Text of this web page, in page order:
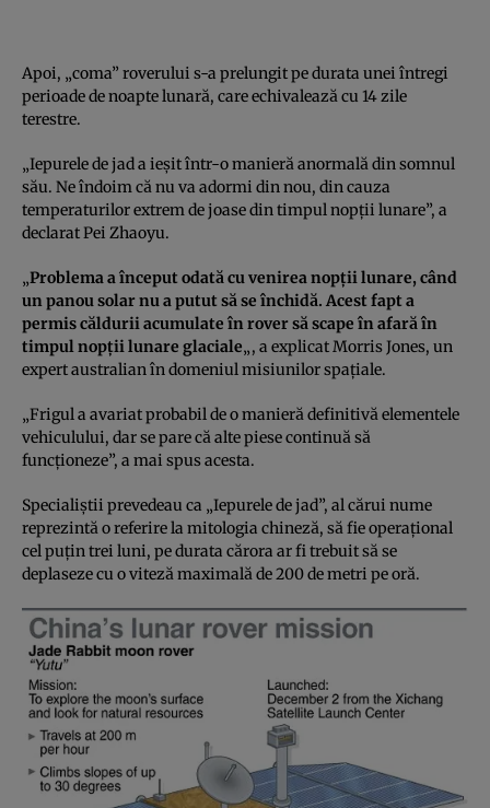
Apoi, „coma” roverului s-a prelungit pe durata unei întregi
perioade de noapte lunară, care echivalează cu 14 zile
terestre.
„Iepurele de jad a ieşit într-o manieră anormală din somnul
său. Ne îndoim că nu va adormi din nou, din cauza
temperaturilor extrem de joase din timpul nopţii lunare”, a
declarat Pei Zhaoyu.
„Problema a început odată cu venirea nopţii lunare, când
un panou solar nu a putut să se închidă. Acest fapt a
permis căldurii acumulate în rover să scape în afară în
timpul nopţii lunare glaciale„, a explicat Morris Jones, un
expert australian în domeniul misiunilor spaţiale.
„Frigul a avariat probabil de o manieră definitivă elementele
vehiculului, dar se pare că alte piese continuă să
funcţioneze”, a mai spus acesta.
Specialiştii prevedeau ca „Iepurele de jad”, al cărui nume
reprezintă o referire la mitologia chineză, să fie operaţional
cel puţin trei luni, pe durata cărora ar fi trebuit să se
deplaseze cu o viteză maximală de 200 de metri pe oră.